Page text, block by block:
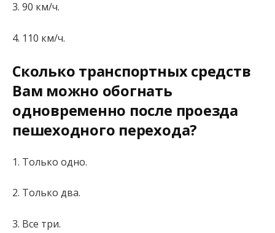
3. 90 км/ч.
4. 110 км/ч.
Сколько транспортных средств
Вам можно обогнать
одновременно после проезда
пешеходного перехода?
1. Только одно.
2. Только два.
3. Все три.